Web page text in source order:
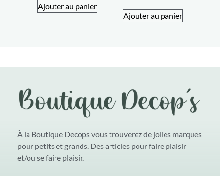
Ajouter au panier
Ajouter au panier
À la Boutique Decops vous trouverez de jolies marques
pour petits et grands. Des articles pour faire plaisir
et/ou se faire plaisir.